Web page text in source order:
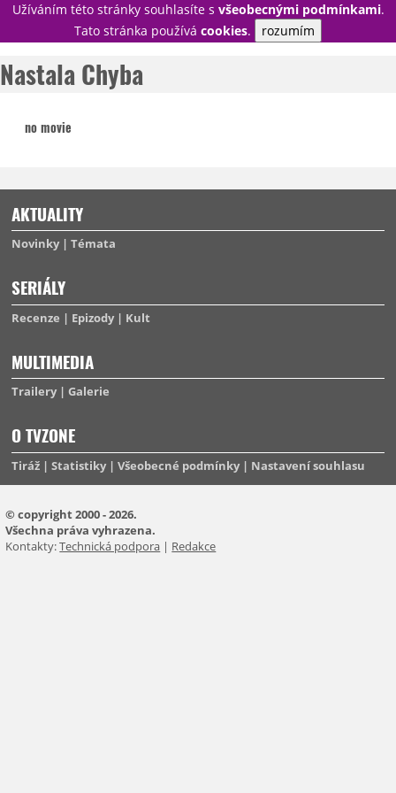
Užíváním této stránky souhlasíte s všeobecnými podmínkami.
Tato stránka používá cookies. rozumím
PŘIHLÁSIT
NOVINKY
TÉMATA
TRAILERY
GALERIE
DISKUZE
STATISTIKY
TIRÁŽ
Nastala Chyba
no movie
AKTUALITY
Novinky Témata
SERIÁLY
Recenze Epizody Kult
MULTIMEDIA
Trailery Galerie
O TVZONE
Tiráž Statistiky Všeobecné podmínky Nastavení souhlasu
© copyright 2000 - 2026.
Všechna práva vyhrazena.
Kontakty:Technická podpora | Redakce